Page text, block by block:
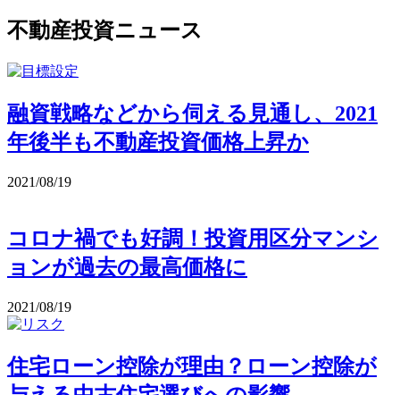
不動産投資ニュース
融資戦略などから伺える見通し、2021
年後半も不動産投資価格上昇か
2021/08/19
コロナ禍でも好調！投資用区分マンシ
ョンが過去の最高価格に
2021/08/19
住宅ローン控除が理由？ローン控除が